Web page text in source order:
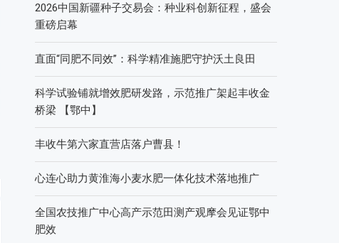
2026中国新疆种子交易会：种业科创新征程，盛会
重磅启幕
直面“同肥不同效”：科学精准施肥守护沃土良田
科学试验铺就增效肥研发路，示范推广架起丰收金
桥梁 【鄂中】
丰收牛第六家直营店落户曹县！
心连心助力黄淮海小麦水肥一体化技术落地推广
全国农技推广中心高产示范田测产观摩会见证鄂中
肥效